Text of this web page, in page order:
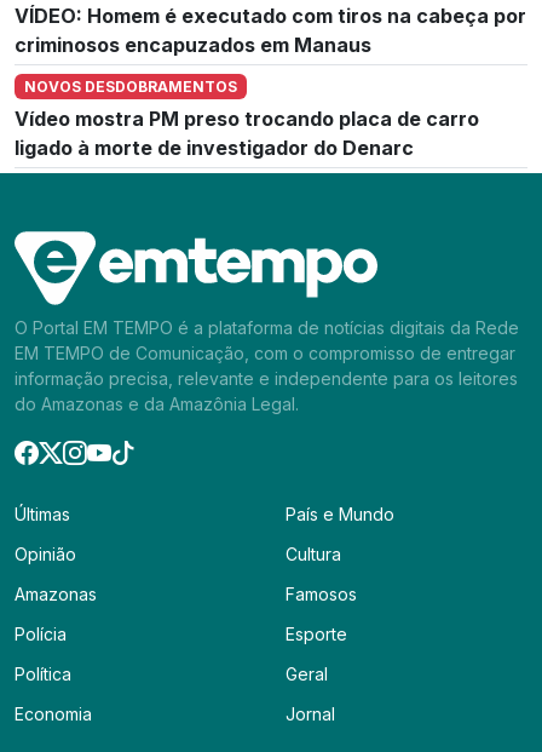
VÍDEO: Homem é executado com tiros na cabeça por
criminosos encapuzados em Manaus
NOVOS DESDOBRAMENTOS
Vídeo mostra PM preso trocando placa de carro
ligado à morte de investigador do Denarc
O Portal EM TEMPO é a plataforma de notícias digitais da Rede
EM TEMPO de Comunicação, com o compromisso de entregar
informação precisa, relevante e independente para os leitores
do Amazonas e da Amazônia Legal.
Últimas
Opinião
Amazonas
Polícia
Política
Economia
País e Mundo
Cultura
Famosos
Esporte
Geral
Jornal